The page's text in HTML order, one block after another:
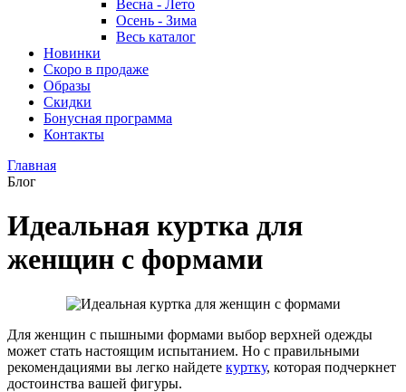
Весна - Лето
Осень - Зима
Весь каталог
Новинки
Скоро в продаже
Образы
Скидки
Бонусная программа
Контакты
Главная
Блог
Идеальная куртка для
женщин с формами
Для женщин с пышными формами выбор верхней одежды
может стать настоящим испытанием. Но с правильными
рекомендациями вы легко найдете куртку, которая подчеркнет
достоинства вашей фигуры.